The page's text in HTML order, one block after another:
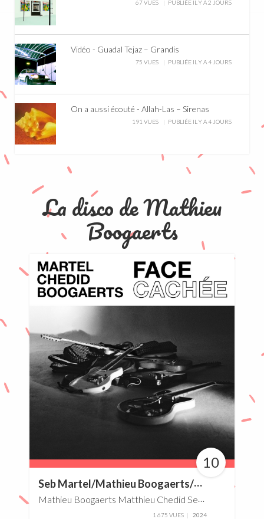
67 VUES PUBLIÉE IL Y A 2 JOURS
Vidéo - Guadal Tejaz – Grandis
75 VUES PUBLIÉE IL Y A 4 JOURS
On a aussi écouté - Allah-Las – Sirenas
191 VUES PUBLIÉE IL Y A 4 JOURS
La disco de Mathieu
Boogaerts
10
S
eb Martel/Mathieu Boogaerts/Matthieu Chedid – Face Cachée
Mathieu Boogaerts Matthieu Chedid Seb Martel
1 675 VUES 2024